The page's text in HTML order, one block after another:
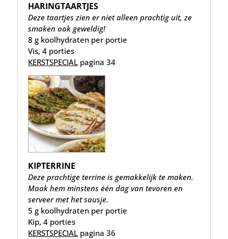
HARINGTAARTJES
Deze taartjes zien er niet alleen prachtig uit, ze
smaken ook geweldig!
8 g koolhydraten per portie
Vis, 4 porties
KERSTSPECIAL pagina 34
KIPTERRINE
Deze prachtige terrine is gemakkelijk te maken.
Maak hem minstens één dag van tevoren en
serveer met het sausje.
5 g koolhydraten per portie
Kip, 4 porties
KERSTSPECIAL pagina 36